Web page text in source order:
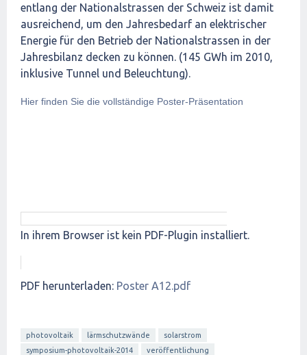
entlang der Nationalstrassen der Schweiz ist damit
ausreichend, um den Jahresbedarf an elektrischer
Energie für den Betrieb der Nationalstrassen in der
Jahresbilanz decken zu können. (145 GWh im 2010,
inklusive Tunnel und Beleuchtung).
Hier finden Sie die vollständige Poster-Präsentation
In ihrem Browser ist kein PDF-Plugin installiert.
PDF herunterladen: Poster A12.pdf
photovoltaik lärmschutzwände
solarstrom
symposium-photovoltaik-2014
veröffentlichung